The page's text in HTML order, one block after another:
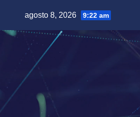
contenido
agosto 8, 2026 9:22 am